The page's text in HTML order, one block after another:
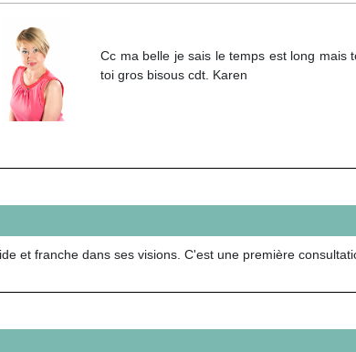
Cc ma belle je sais le temps est long mais
toi gros bisous cdt. Karen
et franche dans ses visions. C'est une première